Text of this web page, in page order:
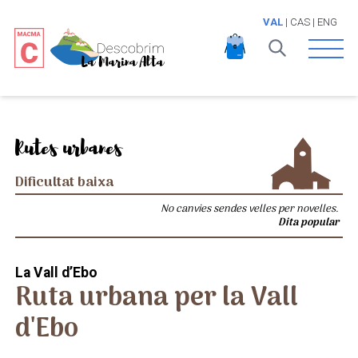
VAL| CAS| ENG
Open
Rutes urbanes
Dificultat baixa
No canvies sendes velles per novelles.
Dita popular
La Vall d’Ebo
Ruta urbana per la Vall
d'Ebo